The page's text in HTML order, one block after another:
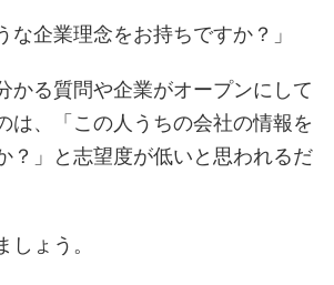
な企業理念をお持ちですか？」
かる質問や企業がオープンにして
は、「この人うちの会社の情報を
？」と志望度が低いと思われるだ
しょう。